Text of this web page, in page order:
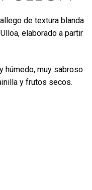
de textura blanda
elaborado a partir
húmedo, muy sabroso
y frutos secos.